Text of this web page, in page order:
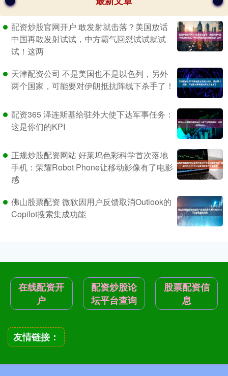
配资炒股官网开户 敢发射就击落？美国放话
中国再敢发射试试，中方霸气回怼试试就试
试！这两
天津配资公司 不是美国也不是以色列，另外
两个国家，可能要对伊朗抵抗阵线下杀手了！
配资365 泽连斯基给驻外大使下达军事任务：
这是你们的KPI
正规炒股配资网站 好莱坞色彩科学首次落地
手机：荣耀Robot Phone让移动影像有了电影
感
佛山股票配资 微软因用户反馈取消Outlook的
Copilot搜索集成功能
在线配资开
户
配资炒股论
坛平台查询
股票配资信
息
友情链接：